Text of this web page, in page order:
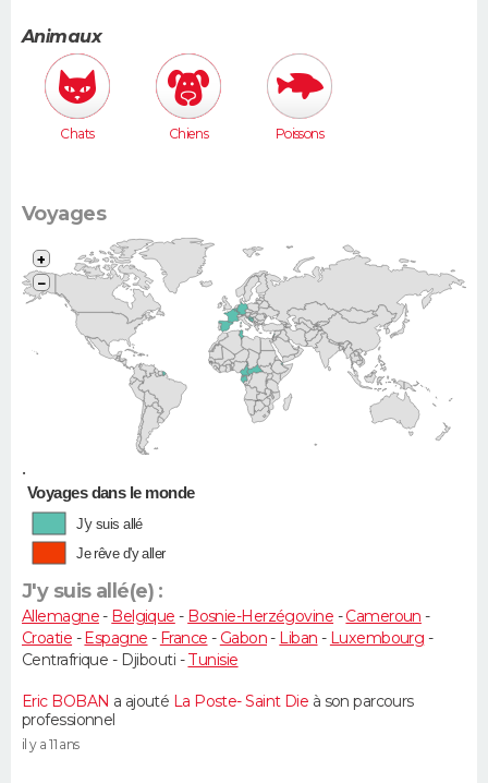
Clio, 206...)
Animaux
Chats Chiens Poissons
Voyages
•
+
−
Voyages dans le monde
J'y suis allé
Je rêve d'y aller
J'y suis allé(e) :
Allemagne- Belgique - Bosnie-Herzégovine -Cameroun -
Croatie -Espagne - France - Gabon- Liban - Luxembourg -
Centrafrique - Djibouti -Tunisie
Eric BOBAN a ajouté La Poste- Saint Die à son parcours
professionnel
il y a 11 ans